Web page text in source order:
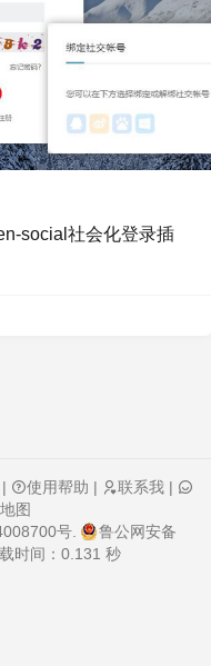
social社会化登录插
| 使用帮助 | 联系我 |
图
号.
鲁公网安备
载时间：0.131 秒